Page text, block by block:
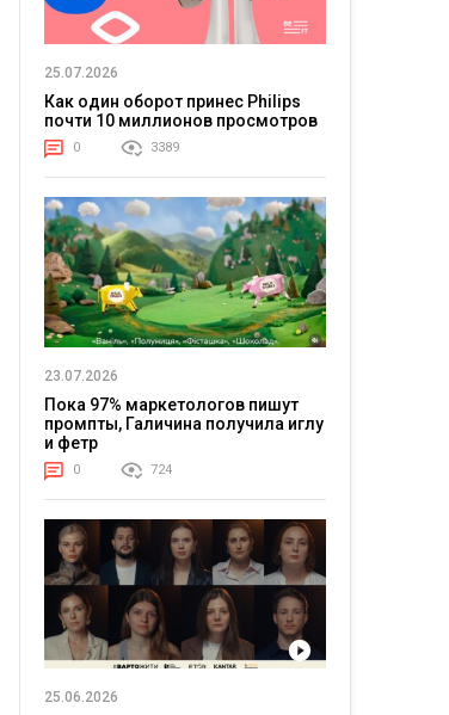
25.07.2026
Как один оборот принес Philips
почти 10 миллионов просмотров
0 3389
23.07.2026
Пока 97% маркетологов пишут
промпты, Галичина получила иглу
и фетр
0 724
25.06.2026